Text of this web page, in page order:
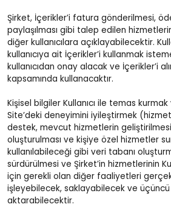
Şirket, İçerikler’i fatura gönderilmesi,
paylaşılması gibi talep edilen
diğer kullanıcılara açıklayabilecektir.
kullanıcıya ait İçerikler’i kullanmak
kullanıcıdan onay alacak ve İçerikler’i
kapsamında kullanacaktır.
Kişisel bilgiler Kullanıcı ile temas kurmak
Site’deki deneyimini iyileştirmek
destek, mevcut hizmetlerin
oluşturulması ve kişiye özel hizmetler
kullanılabileceği gibi veri tabanı
sürdürülmesi ve Şirket’in hizmetlerinin
için gerekli olan diğer faaliyetleri
işleyebilecek, saklayabilecek ve üçüncü
aktarabilecektir.